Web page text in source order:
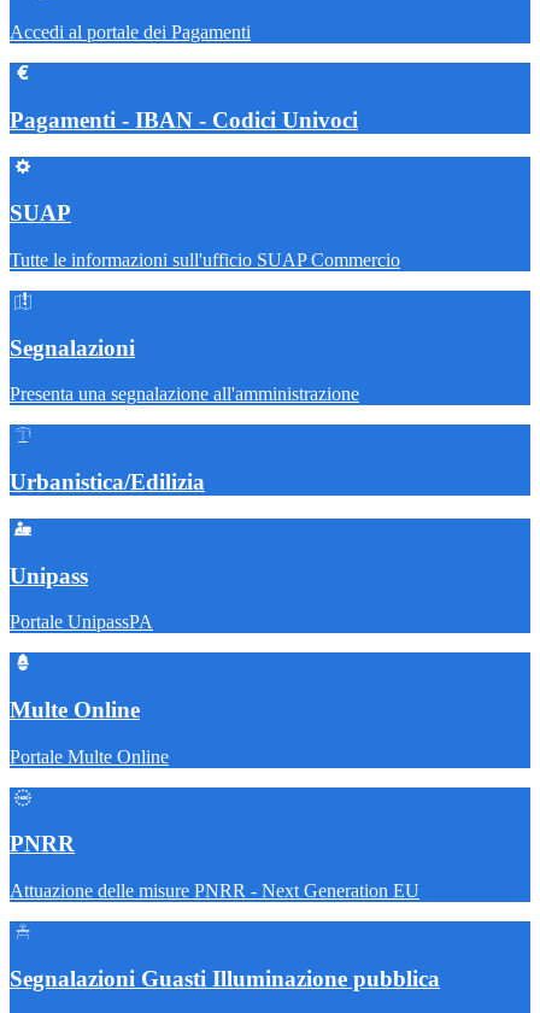
Accedi al portale dei Pagamenti
Pagamenti - IBAN - Codici Univoci
SUAP
Tutte le informazioni sull'ufficio SUAP Commercio
Segnalazioni
Presenta una segnalazione all'amministrazione
Urbanistica/Edilizia
Unipass
Portale UnipassPA
Multe Online
Portale Multe Online
PNRR
Attuazione delle misure PNRR - Next Generation EU
Segnalazioni Guasti Illuminazione pubblica